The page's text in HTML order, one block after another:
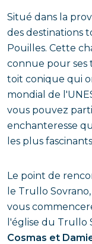
Situé dans la
des destinations
Pouilles. Cette
connue pour ses
toit conique qui
mondial de
vous pouvez
enchanteresse
les plus
Le point de
le Trullo
vous
l'église du Trullo
Cosmas et